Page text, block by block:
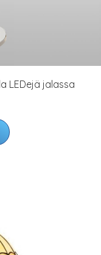
LEDejä jalassa